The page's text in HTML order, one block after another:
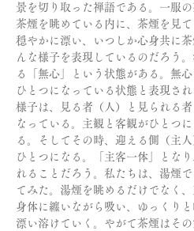
景を切り取った禅語である。一服
茶煙を眺めている内に、茶煙を見
穏やかに漂い、いつしか心身共に
んな様子を表現しているのだろう
る「無心」という状態がある。無
ひとつになっている状態と表現さ
様子は、見る者（人）と見られる
なっている。主観と客観がひとつ
る。そしてその時、迎える側（主
ひとつになる。「主客一体」とな
れることだろう。私たちは、湯煙
てみた。湯煙を眺めるだけでなく
身体に纏いながら吸い、ゆっくり
漂い溶けていく。やがて茶煙はそ